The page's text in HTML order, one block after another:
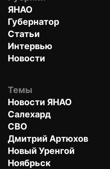
ЯНАО
Губернатор
Статьи
Интервью
Новости
Темы
Новости ЯНАО
Салехард
СВО
Дмитрий Артюхов
Новый Уренгой
Ноябрьск